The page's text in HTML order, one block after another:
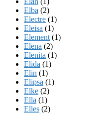
Elba (2)
Electre (1)
Eleisa (1)
Element (1)
Elena (2)
Elenita (1)
Elida (1)
Elin (1)
Elipsa (1)
Elke (2)
Ella (1)
Elles (2)